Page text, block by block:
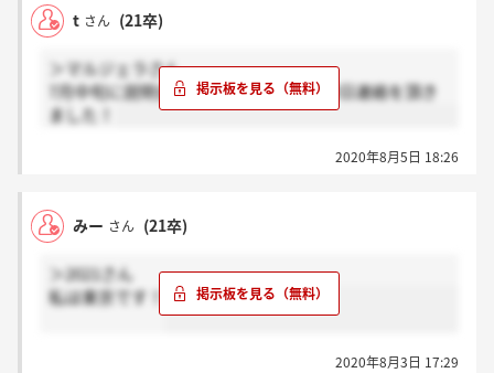
t さん (21卒)
＞マルジェラさん
7月中旬に説明会へ参加しましたが、昨日連絡を頂き
ました！
2020年8月5日 18:26
みー さん (21卒)
＞2021さん
私は東京です！
2020年8月3日 17:29